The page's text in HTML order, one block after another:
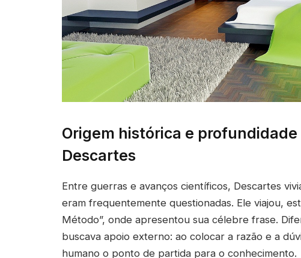
Origem histórica e
Descartes
Entre guerras e avanços científicos, Descartes
eram frequentemente questionadas. Ele viajou,
Método”, onde apresentou sua célebre frase.
buscava apoio externo: ao colocar a razão e a
humano o ponto de partida para o conhecimento.